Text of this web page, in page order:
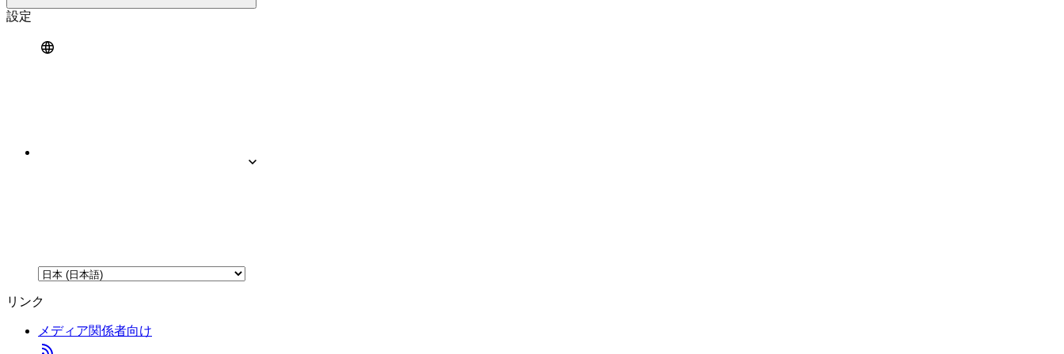
設定
リンク
メディア関係者向け